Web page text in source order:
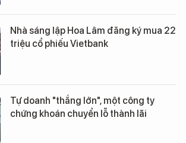
Nhà sáng lập Hoa Lâm đăng ký mua 22
triệu cổ phiếu Vietbank
Tự doanh "thắng lớn", một công ty
chứng khoán chuyển lỗ thành lãi